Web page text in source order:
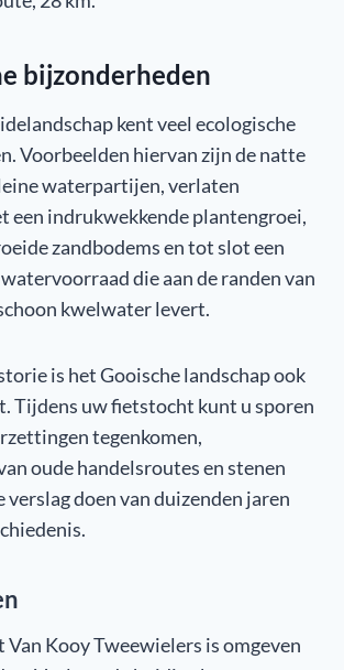
bijzonderheden
kent veel ecologische
Voorbeelden hiervan zijn de natte
waterpartijen, verlaten
een indrukwekkende plantengroei,
zandbodems en tot slot een
die aan de randen van
kwelwater levert.
is het Gooische landschap ook
Tijdens uw fietstocht kunt u sporen
tegenkomen,
oude handelsroutes en stenen
doen van duizenden jaren
Van Kooy Tweewielers is omgeven